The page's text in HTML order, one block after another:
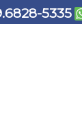
5335